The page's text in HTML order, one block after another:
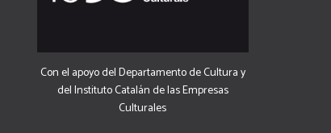
Con el apoyo del Departamento de Cultura y
del Instituto Catalán de las Empresas
Culturales